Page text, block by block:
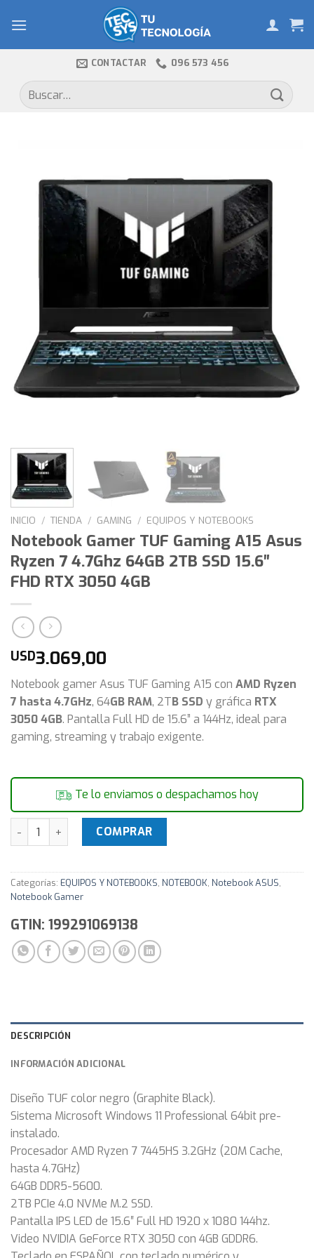
CONTACTAR 096 573 456
Buscar
por:
INICIO / TIENDA / GAMING / EQUIPOS Y NOTEBOOKS
Notebook Gamer TUF Gaming A15 Asus
Ryzen 7 4.7Ghz 64GB 2TB SSD 15.6″
FHD RTX 3050 4GB
USD3.069,00
Notebook gamer Asus TUF Gaming A15 con AMD Ryzen
7 hasta 4.7GHz, 64GB RAM, 2TB SSD y gráfica RTX
3050 4GB. Pantalla Full HD de 15.6” a 144Hz, ideal para
gaming, streaming y trabajo exigente.
Te lo enviamos o despachamos hoy
Notebook Gamer TUF Gaming A15 Asus Ryzen 7 4.7Ghz
COMPRAR
Categorías: EQUIPOS Y NOTEBOOKS, NOTEBOOK, Notebook ASUS,
Notebook Gamer
GTIN: 199291069138
DESCRIPCIÓN
INFORMACIÓN ADICIONAL
Diseño TUF color negro (Graphite Black).
Sistema Microsoft Windows 11 Professional 64bit pre-
instalado.
Procesador AMD Ryzen 7 7445HS 3.2GHz (20M Cache,
hasta 4.7GHz)
64GB DDR5-5600.
2TB PCIe 4.0 NVMe M.2 SSD.
Pantalla IPS LED de 15.6″ Full HD 1920 x 1080 144hz.
Video NVIDIA GeForce RTX 3050 con 4GB GDDR6.